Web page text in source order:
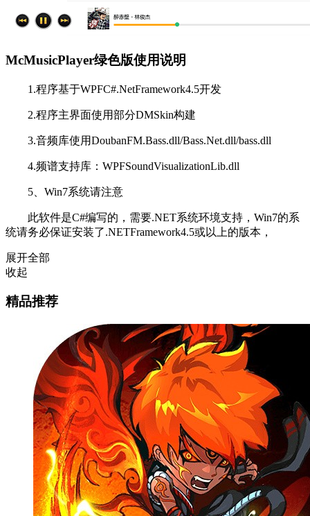
McMusicPlayer绿色版使用说明
1.程序基于WPFC#.NetFramework4.5开发
2.程序主界面使用部分DMSkin构建
3.音频库使用DoubanFM.Bass.dll/Bass.Net.dll/bass.dll
4.频谱支持库：WPFSoundVisualizationLib.dll
5、Win7系统请注意
此软件是C#编写的，需要.NET系统环境支持，Win7的系
统请务必保证安装了.NETFramework4.5或以上的版本，
展开全部
收起
精品推荐